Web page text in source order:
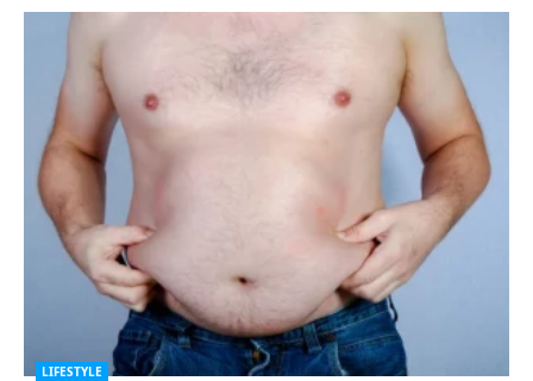
LIFESTYLE